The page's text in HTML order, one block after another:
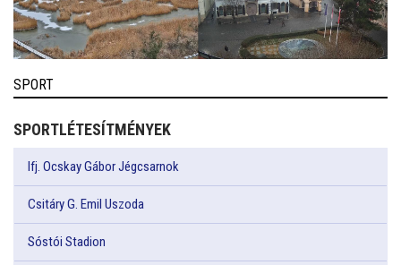
SPORT
SPORTLÉTESÍTMÉNYEK
Ifj. Ocskay Gábor Jégcsarnok
Csitáry G. Emil Uszoda
Sóstói Stadion